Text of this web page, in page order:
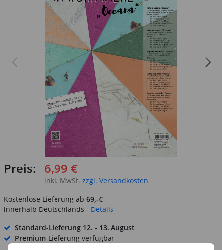
Preis: 6,99 €
inkl. MwSt. zzgl. Versandkosten
Kostenlose Lieferung ab 69,-€
innerhalb Deutschlands - Details
Standard-Lieferung 12. - 13. August
Premium-Lieferung verfügbar